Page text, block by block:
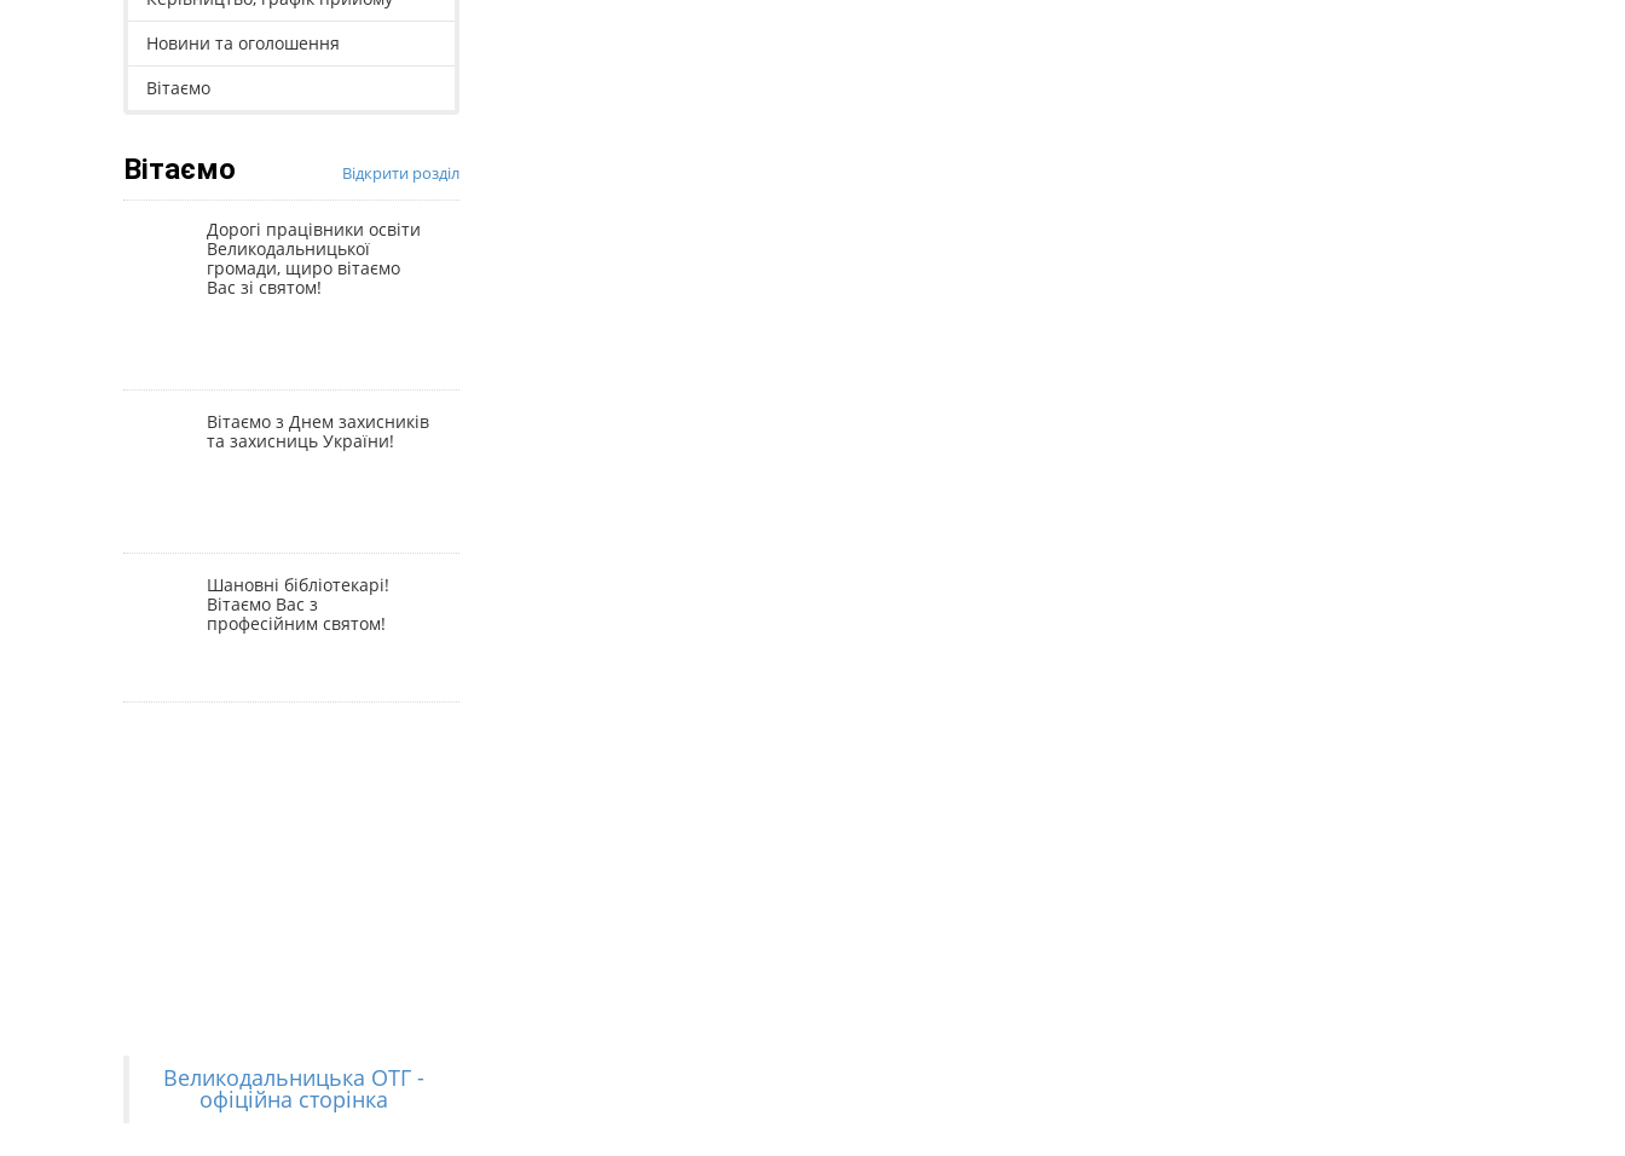
Новини та оголошення
Вітаємо
Вітаємо Відкрити розділ
Дорогі працівники освіти
Великодальницької
громади, щиро вітаємо
Вас зі святом!
Вітаємо з Днем захисників
та захисниць України!
Шановні бібліотекарі!
Вітаємо Вас з
професійним святом!
Великодальницька ОТГ -
офіційна сторінка